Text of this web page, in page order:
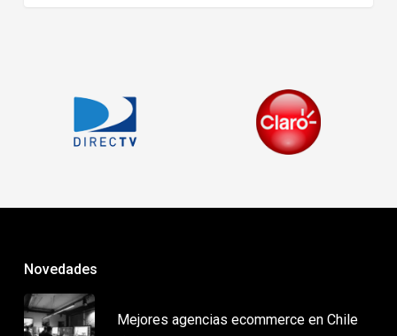
Novedades
Mejores agencias ecommerce en Chile